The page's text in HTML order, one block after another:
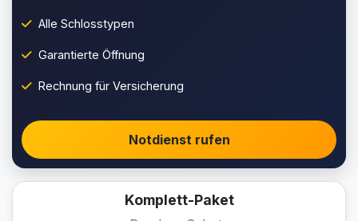
Alle Schlosstypen
Garantierte Öffnung
Rechnung für Versicherung
Notdienst rufen
Komplett-Paket